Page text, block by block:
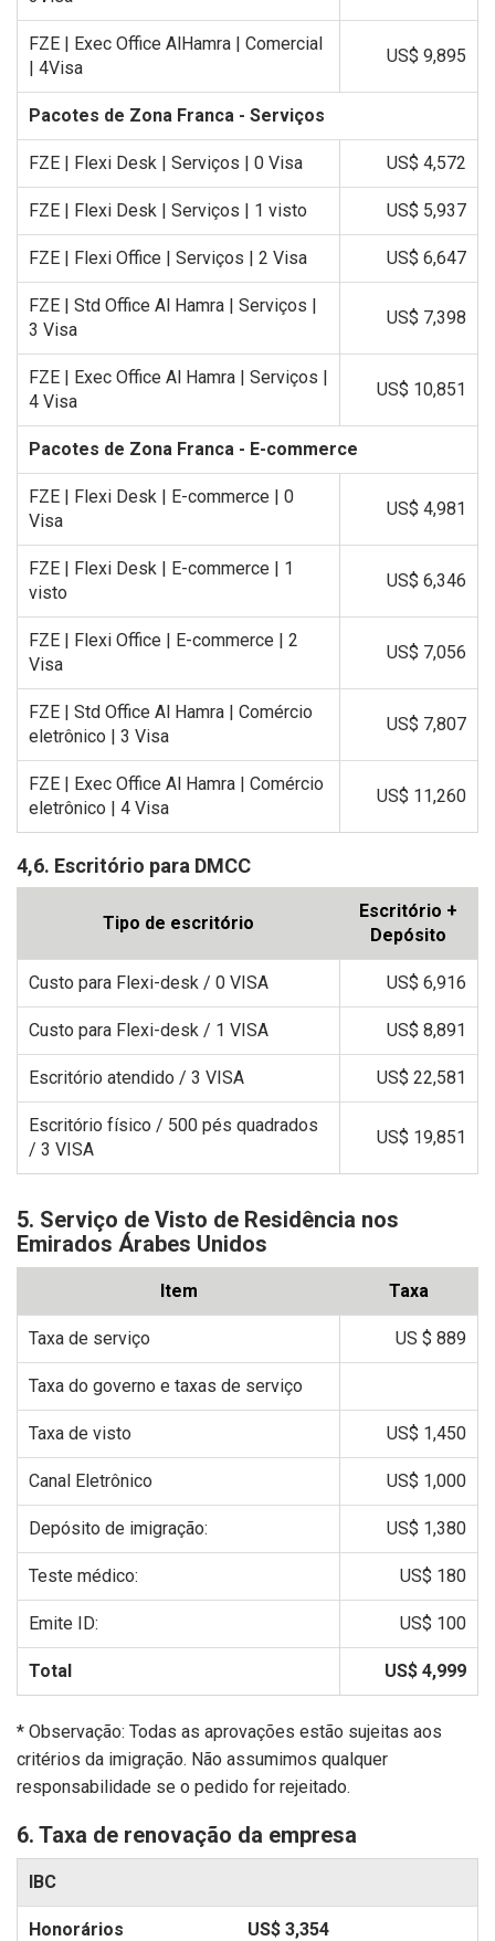
FZE | Exec Office AlHamra | Comercial
| 4Visa
US$ 9,895
Pacotes de Zona Franca - Serviços
FZE | Flexi Desk | Serviços | 0 Visa US$ 4,572
FZE | Flexi Desk | Serviços | 1 visto US$ 5,937
FZE | Flexi Office | Serviços | 2 Visa US$ 6,647
FZE | Std Office Al Hamra | Serviços |
3 Visa
US$ 7,398
FZE | Exec Office Al Hamra | Serviços |
4 Visa
US$ 10,851
Pacotes de Zona Franca - E-commerce
FZE | Flexi Desk | E-commerce | 0
Visa
US$ 4,981
FZE | Flexi Desk | E-commerce | 1
visto
US$ 6,346
FZE | Flexi Office | E-commerce | 2
Visa
US$ 7,056
FZE | Std Office Al Hamra | Comércio
eletrônico | 3 Visa
US$ 7,807
FZE | Exec Office Al Hamra | Comércio
eletrônico | 4 Visa
US$ 11,260
4,6. Escritório para DMCC
Tipo de escritório
Escritório +
Depósito
Custo para Flexi-desk / 0 VISA US$ 6,916
Custo para Flexi-desk / 1 VISA US$ 8,891
Escritório atendido / 3 VISA US$ 22,581
Escritório físico / 500 pés quadrados
/ 3 VISA
US$ 19,851
5. Serviço de Visto de Residência nos
Emirados Árabes Unidos
Item Taxa
Taxa de serviço US $ 889
Taxa do governo e taxas de serviço
Taxa de visto US$ 1,450
Canal Eletrônico US$ 1,000
Depósito de imigração: US$ 1,380
Teste médico: US$ 180
Emite ID: US$ 100
Total US$ 4,999
* Observação: Todas as aprovações estão sujeitas aos
critérios da imigração. Não assumimos qualquer
responsabilidade se o pedido for rejeitado.
6. Taxa de renovação da empresa
IBC
US$ 3,354